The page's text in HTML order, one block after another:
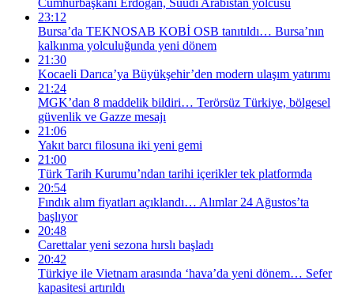
Cumhurbaşkanı Erdoğan, Suudi Arabistan yolcusu
23:12
Bursa’da TEKNOSAB KOBİ OSB tanıtıldı… Bursa’nın
kalkınma yolculuğunda yeni dönem
21:30
Kocaeli Darıca’ya Büyükşehir’den modern ulaşım yatırımı
21:24
MGK’dan 8 maddelik bildiri… Terörsüz Türkiye, bölgesel
güvenlik ve Gazze mesajı
21:06
Yakıt barcı filosuna iki yeni gemi
21:00
Türk Tarih Kurumu’ndan tarihi içerikler tek platformda
20:54
Fındık alım fiyatları açıklandı… Alımlar 24 Ağustos’ta
başlıyor
20:48
Carettalar yeni sezona hırslı başladı
20:42
Türkiye ile Vietnam arasında ‘hava’da yeni dönem… Sefer
kapasitesi artırıldı